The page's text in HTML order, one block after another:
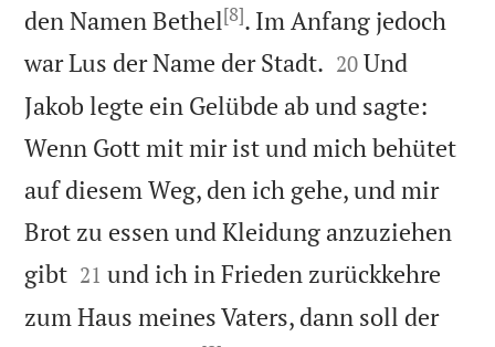
den Namen Bethel[8]. Im Anfang jedoch
war Lus der Name der Stadt. 

20 Und
Jakob legte ein Gelübde ab und sagte:
Wenn Gott mit mir ist und mich behütet
auf diesem Weg, den ich gehe, und mir
Brot zu essen und Kleidung anzuziehen
gibt
21 und ich in Frieden zurückkehre
zum Haus meines Vaters, dann soll der